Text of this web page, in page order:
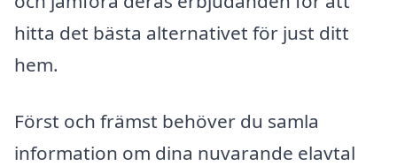
hitta det bästa alternativet för just ditt
hem.
Först och främst behöver du samla
information om dina nuvarande elavtal